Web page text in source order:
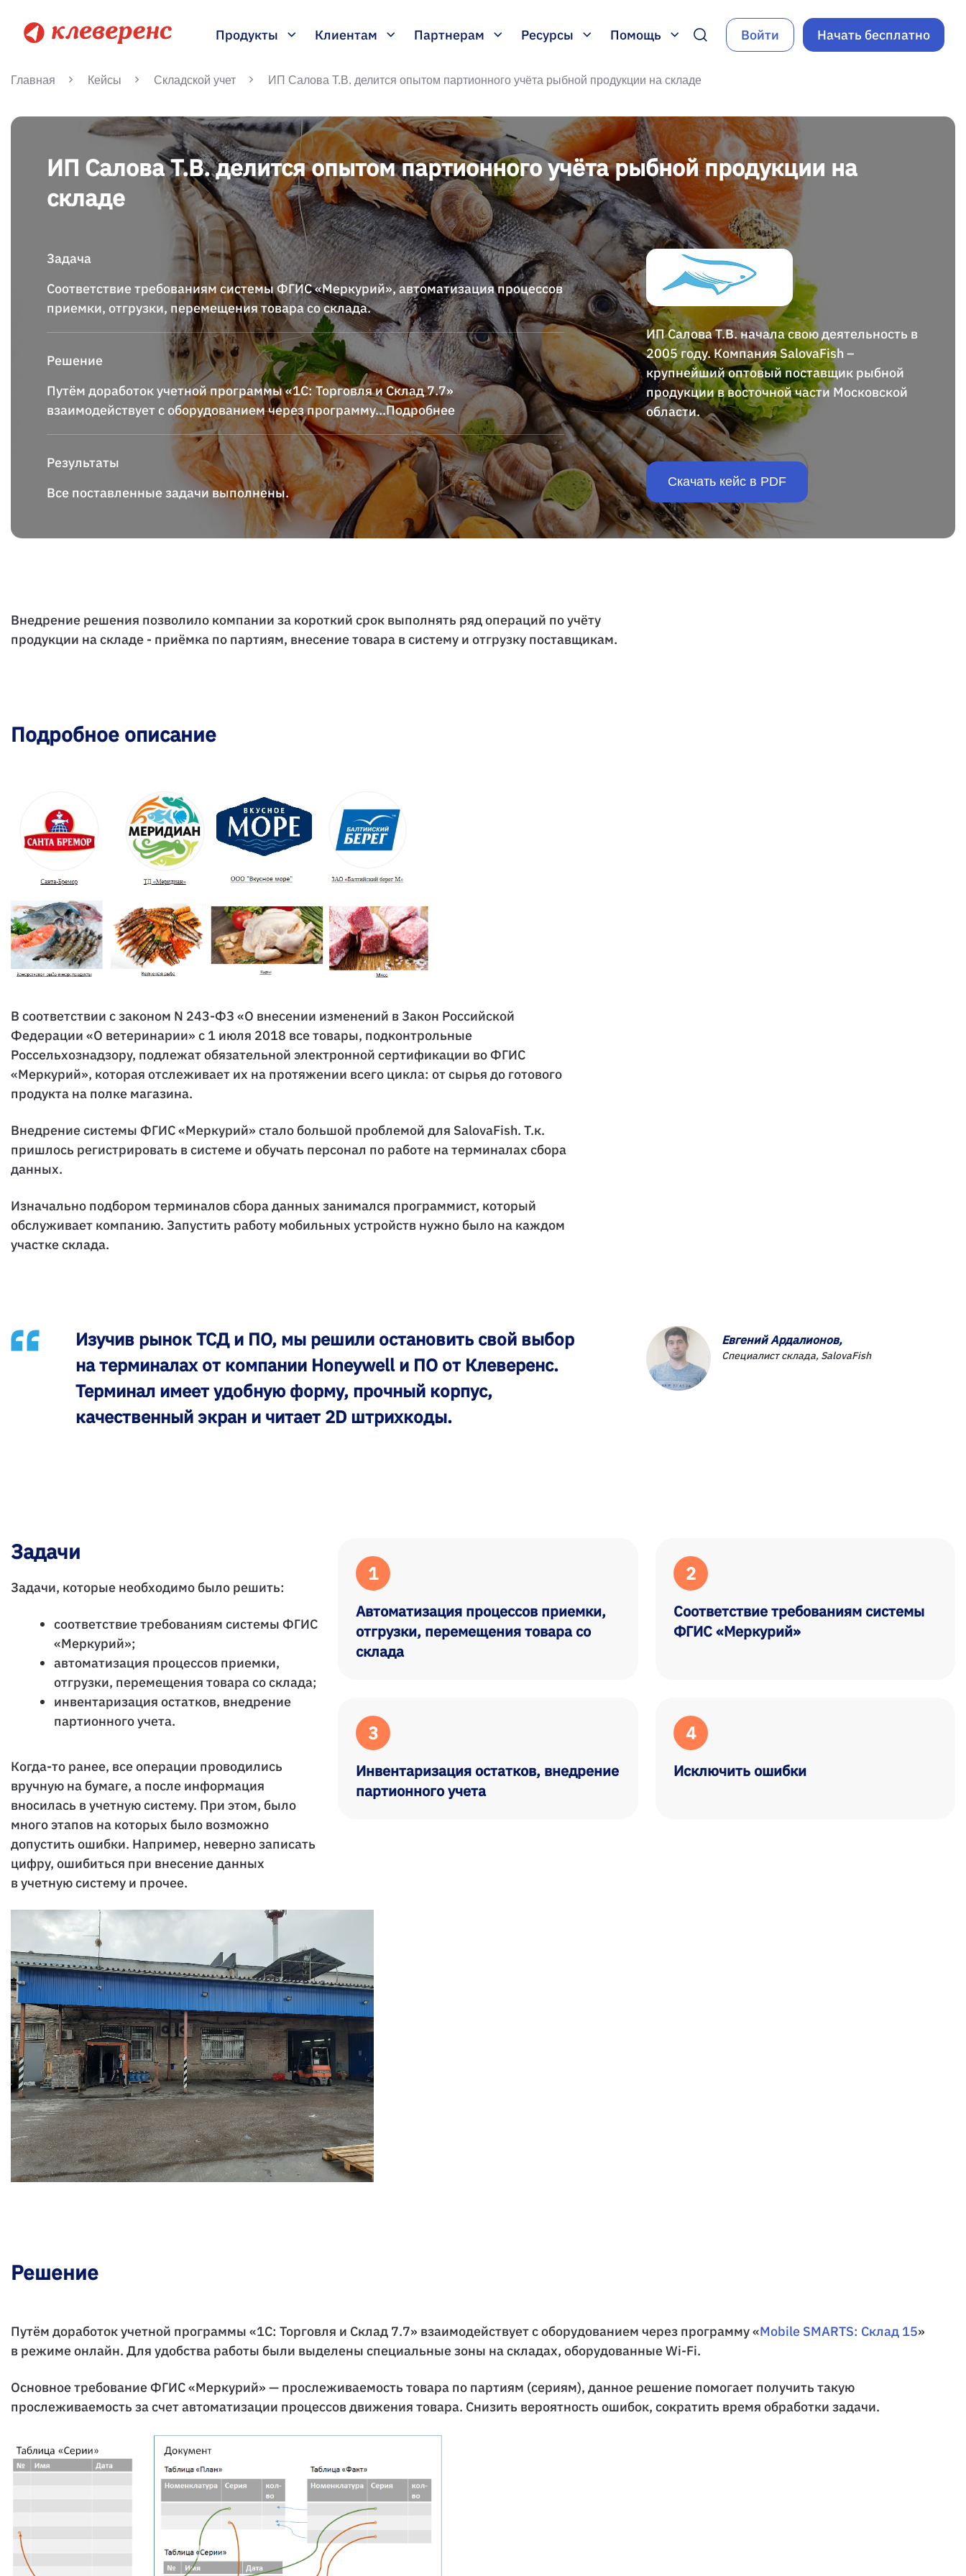
Продукты Клиентам Партнерам Ресурсы Помощь Войти Начать бесплатно
Главная Кейсы Складской учет ИП Салова Т.В. делится опытом партионного учёта рыбной продукции на складе
ИП Салова Т.В. делится опытом партионного учёта рыбной продукции на
складе
Задача
Соответствие требованиям системы ФГИС «Меркурий», автоматизация процессов
приемки, отгрузки, перемещения товара со склада.
Решение
Путём доработок учетной программы «1С: Торговля и Склад 7.7»
взаимодействует с оборудованием через программу...Подробнее
Результаты
Все поставленные задачи выполнены.
ИП Салова Т.В. начала свою деятельность в
2005 году. Компания SalovaFish –
крупнейший оптовый поставщик рыбной
продукции в восточной части Московской
области.
Скачать кейс в PDF
Внедрение решения позволило компании за короткий срок выполнять ряд операций по учёту
продукции на складе - приёмка по партиям, внесение товара в систему и отгрузку поставщикам.
Подробное описание
В соответствии с законом N 243-ФЗ «О внесении изменений в Закон Российской
Федерации «О ветеринарии» с 1 июля 2018 все товары, подконтрольные
Россельхознадзору, подлежат обязательной электронной сертификации во ФГИС
«Меркурий», которая отслеживает их на протяжении всего цикла: от сырья до готового
продукта на полке магазина.
Внедрение системы ФГИС «Меркурий» стало большой проблемой для SalovaFish. Т.к.
пришлось регистрировать в системе и обучать персонал по работе на терминалах сбора
данных.
Изначально подбором терминалов сбора данных занимался программист, который
обслуживает компанию. Запустить работу мобильных устройств нужно было на каждом
участке склада.
Изучив рынок ТСД и ПО, мы решили остановить свой выбор
на терминалах от компании Honeywell и ПО от Клеверенс.
Терминал имеет удобную форму, прочный корпус,
качественный экран и читает 2D штрихкоды.
Евгений Ардалионов,
Специалист склада, SalovaFish
Задачи
Задачи, которые необходимо было решить:
соответствие требованиям системы ФГИС
«Меркурий»;
автоматизация процессов приемки,
отгрузки, перемещения товара со склада;
инвентаризация остатков, внедрение
партионного учета.
Когда-то ранее, все операции проводились
вручную на бумаге, а после информация
вносилась в учетную систему. При этом, было
много этапов на которых было возможно
допустить ошибки. Например, неверно записать
цифру, ошибиться при внесение данных
в учетную систему и прочее.
1
Автоматизация процессов приемки,
отгрузки, перемещения товара со
склада
2
Соответствие требованиям системы
ФГИС «Меркурий»
3
Инвентаризация остатков, внедрение
партионного учета
4
Исключить ошибки
Решение
Путём доработок учетной программы «1С: Торговля и Склад 7.7» взаимодействует с оборудованием через программу «Mobile SMARTS: Склад 15»
в режиме онлайн. Для удобства работы были выделены специальные зоны на складах, оборудованные Wi-Fi.
Основное требование ФГИС «Меркурий» — прослеживаемость товара по партиям (сериям), данное решение помогает получить такую
прослеживаемость за счет автоматизации процессов движения товара. Снизить вероятность ошибок, сократить время обработки задачи.